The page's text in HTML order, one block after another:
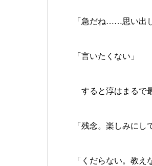
「急だね……思い出
「言いたくない」
すると淳はまるで
「残念。楽しみにし
「くだらない。教え